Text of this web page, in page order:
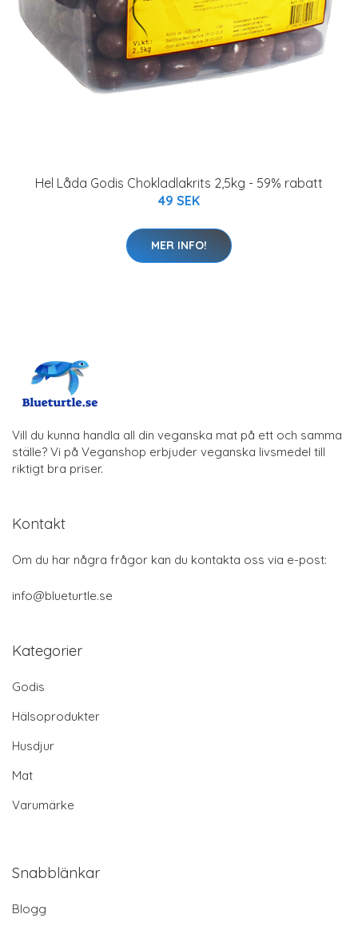
Hel Låda Godis Chokladlakrits 2,5kg - 59% rabatt
49 SEK
MER INFO!
Vill du kunna handla all din veganska mat på ett och samma
ställe? Vi på Veganshop erbjuder veganska livsmedel till
riktigt bra priser.
Kontakt
Om du har några frågor kan du kontakta oss via e-post:
info@blueturtle.se
Kategorier
Godis
Hälsoprodukter
Husdjur
Mat
Varumärke
Snabblänkar
Blogg